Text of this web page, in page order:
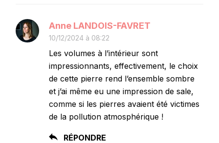
Anne LANDOIS-FAVRET
10/12/2024 à 08:22
Les volumes à l’intérieur sont
impressionnants, effectivement, le choix
de cette pierre rend l’ensemble sombre
et j’ai même eu une impression de sale,
comme si les pierres avaient été victimes
de la pollution atmosphérique !
RÉPONDRE